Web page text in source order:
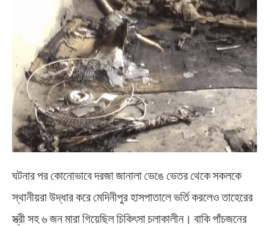
ঘটনার পর কোনোভাবে দরজা জানালা ভেঙে ভেতর থেকে সকলকে
স্থানীয়রা উদ্ধার করে মেদিনীপুর হাসপাতালে ভর্তি করলেও তাহেরের
স্ত্রী সহ ৬ জন মারা গিয়েছিল চিকিৎসা চলাকালীন। বাকি পাঁচজনের